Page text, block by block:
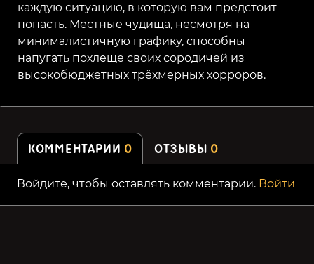
каждую ситуацию, в которую вам предстоит
попасть. Местные чудища, несмотря на
минималистичную графику, способны
напугать похлеще своих сородичей из
высокобюджетных трёхмерных хорроров.
КОММЕНТАРИИ 0 ОТЗЫВЫ 0
Войдите, чтобы оставлять комментарии. Войти